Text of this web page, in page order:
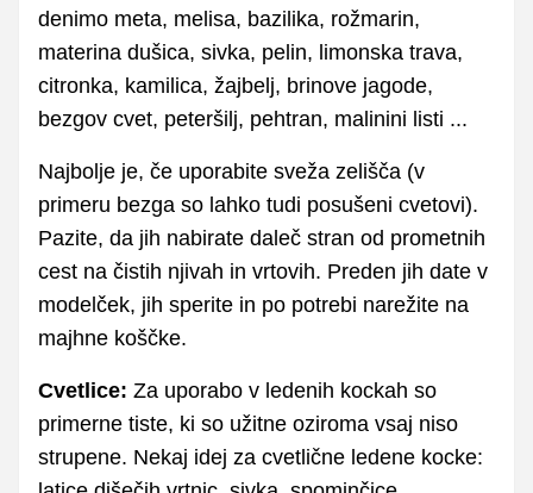
denimo meta, melisa, bazilika, rožmarin,
materina dušica, sivka, pelin, limonska trava,
citronka, kamilica, žajbelj, brinove jagode,
bezgov cvet, peteršilj, pehtran, malinini listi ...
Najbolje je, če uporabite sveža zelišča (v
primeru bezga so lahko tudi posušeni cvetovi).
Pazite, da jih nabirate daleč stran od prometnih
cest na čistih njivah in vrtovih. Preden jih date v
modelček, jih sperite in po potrebi narežite na
majhne koščke.
Cvetlice: Za uporabo v ledenih kockah so
primerne tiste, ki so užitne oziroma vsaj niso
strupene. Nekaj idej za cvetlične ledene kocke: